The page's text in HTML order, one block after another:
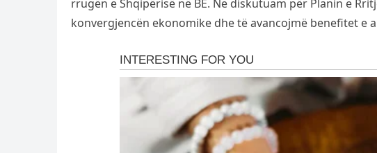
rrugën e Shqipërisë në BE. Ne diskutuam për Planin e
konvergjencën ekonomike dhe të avancojmë benefitet e